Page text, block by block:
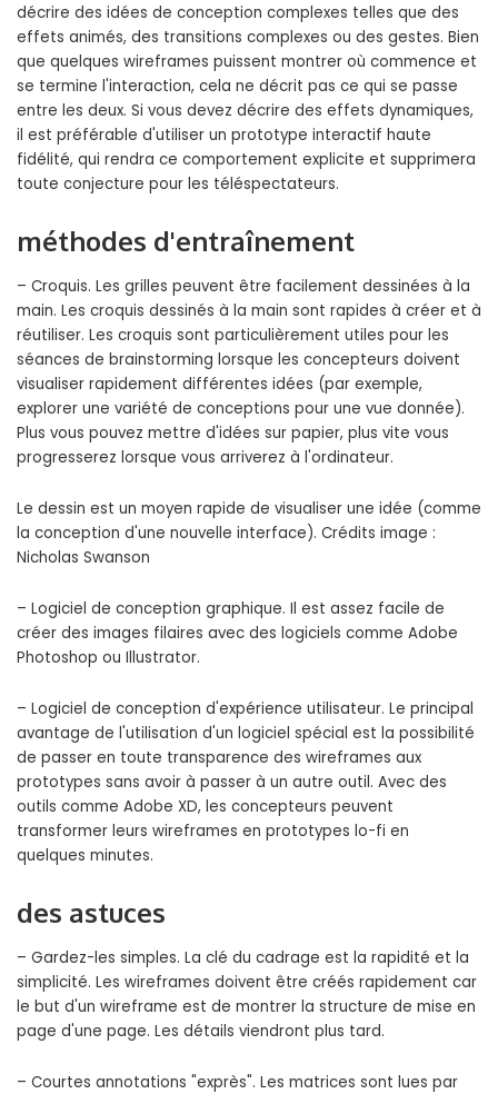
décrire des idées de conception complexes telles que des
effets animés, des transitions complexes ou des gestes. Bien
que quelques wireframes puissent montrer où commence et
se termine l'interaction, cela ne décrit pas ce qui se passe
entre les deux. Si vous devez décrire des effets dynamiques,
il est préférable d'utiliser un prototype interactif haute
fidélité, qui rendra ce comportement explicite et supprimera
toute conjecture pour les téléspectateurs.
méthodes d'entraînement
– Croquis. Les grilles peuvent être facilement dessinées à la
main. Les croquis dessinés à la main sont rapides à créer et à
réutiliser. Les croquis sont particulièrement utiles pour les
séances de brainstorming lorsque les concepteurs doivent
visualiser rapidement différentes idées (par exemple,
explorer une variété de conceptions pour une vue donnée).
Plus vous pouvez mettre d'idées sur papier, plus vite vous
progresserez lorsque vous arriverez à l'ordinateur.
Le dessin est un moyen rapide de visualiser une idée (comme
la conception d'une nouvelle interface). Crédits image :
Nicholas Swanson
– Logiciel de conception graphique. Il est assez facile de
créer des images filaires avec des logiciels comme Adobe
Photoshop ou Illustrator.
– Logiciel de conception d'expérience utilisateur. Le principal
avantage de l'utilisation d'un logiciel spécial est la possibilité
de passer en toute transparence des wireframes aux
prototypes sans avoir à passer à un autre outil. Avec des
outils comme Adobe XD, les concepteurs peuvent
transformer leurs wireframes en prototypes lo-fi en
quelques minutes.
des astuces
– Gardez-les simples. La clé du cadrage est la rapidité et la
simplicité. Les wireframes doivent être créés rapidement car
le but d'un wireframe est de montrer la structure de mise en
page d'une page. Les détails viendront plus tard.
– Courtes annotations "exprès". Les matrices sont lues par